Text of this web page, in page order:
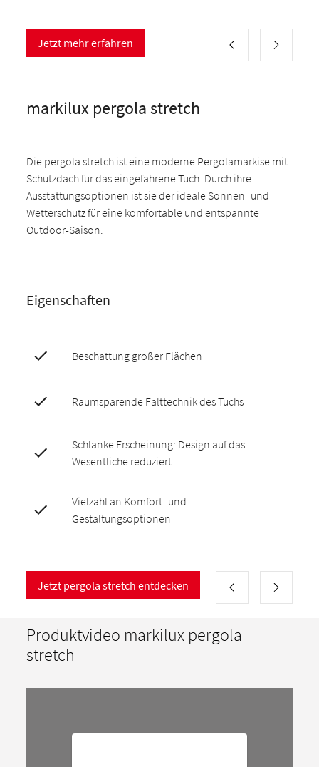
Jetzt mehr erfahren
markilux pergola stretch
Die pergola stretch ist eine moderne Pergolamarkise mit
Schutzdach für das eingefahrene Tuch. Durch ihre
Ausstattungsoptionen ist sie der ideale Sonnen- und
Wetterschutz für eine komfortable und entspannte
Outdoor-Saison.
Eigenschaften
Beschattung großer Flächen
Raumsparende Falttechnik des Tuchs
Schlanke Erscheinung: Design auf das
Wesentliche reduziert
Vielzahl an Komfort- und
Gestaltungsoptionen
Jetzt pergola stretch entdecken
Produktvideo markilux pergola
stretch